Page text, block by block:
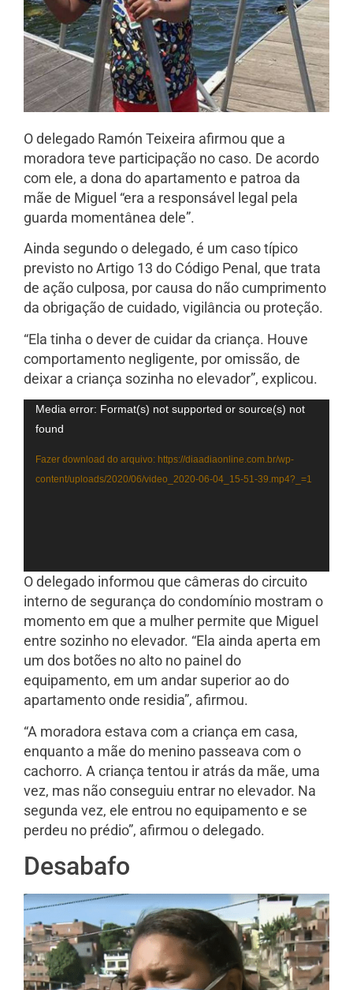
O delegado Ramón Teixeira afirmou que a
moradora teve participação no caso. De acordo
com ele, a dona do apartamento e patroa da
mãe de Miguel “era a responsável legal pela
guarda momentânea dele”.
Ainda segundo o delegado, é um caso típico
previsto no Artigo 13 do Código Penal, que trata
de ação culposa, por causa do não cumprimento
da obrigação de cuidado, vigilância ou proteção.
“Ela tinha o dever de cuidar da criança. Houve
comportamento negligente, por omissão, de
deixar a criança sozinha no elevador”, explicou.
Tocador
de
Media error: Format(s) not supported or source(s) not
found
Fazer download do arquivo: https://diaadiaonline.com.br/wp-
content/uploads/2020/06/video_2020-06-04_15-51-39.mp4?_=1
O delegado informou que câmeras do circuito
interno de segurança do condomínio mostram o
momento em que a mulher permite que Miguel
entre sozinho no elevador. “Ela ainda aperta em
um dos botões no alto no painel do
equipamento, em um andar superior ao do
apartamento onde residia”, afirmou.
“A moradora estava com a criança em casa,
enquanto a mãe do menino passeava com o
cachorro. A criança tentou ir atrás da mãe, uma
vez, mas não conseguiu entrar no elevador. Na
segunda vez, ele entrou no equipamento e se
perdeu no prédio”, afirmou o delegado.
Desabafo